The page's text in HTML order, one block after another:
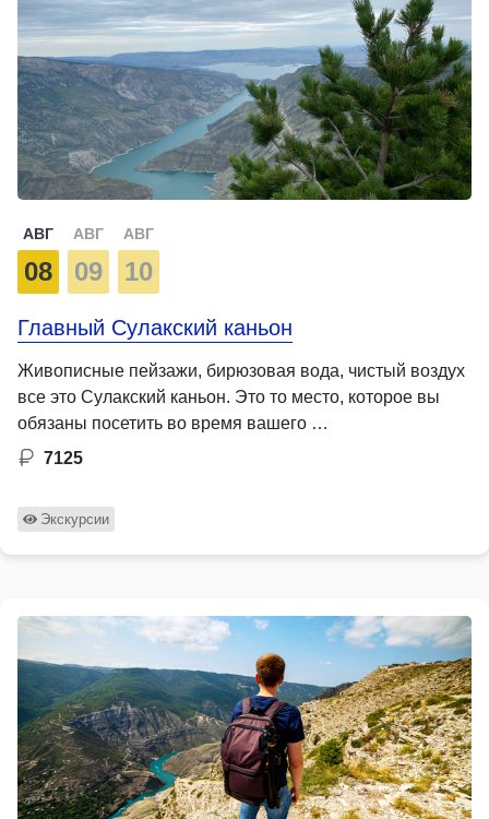
АВГ
08
АВГ
09
АВГ
10
Главный Сулакский каньон
Живописные пейзажи, бирюзовая вода, чистый воздух
все это Сулакский каньон. Это то место, которое вы
обязаны посетить во время вашего …
7125
Экскурсии